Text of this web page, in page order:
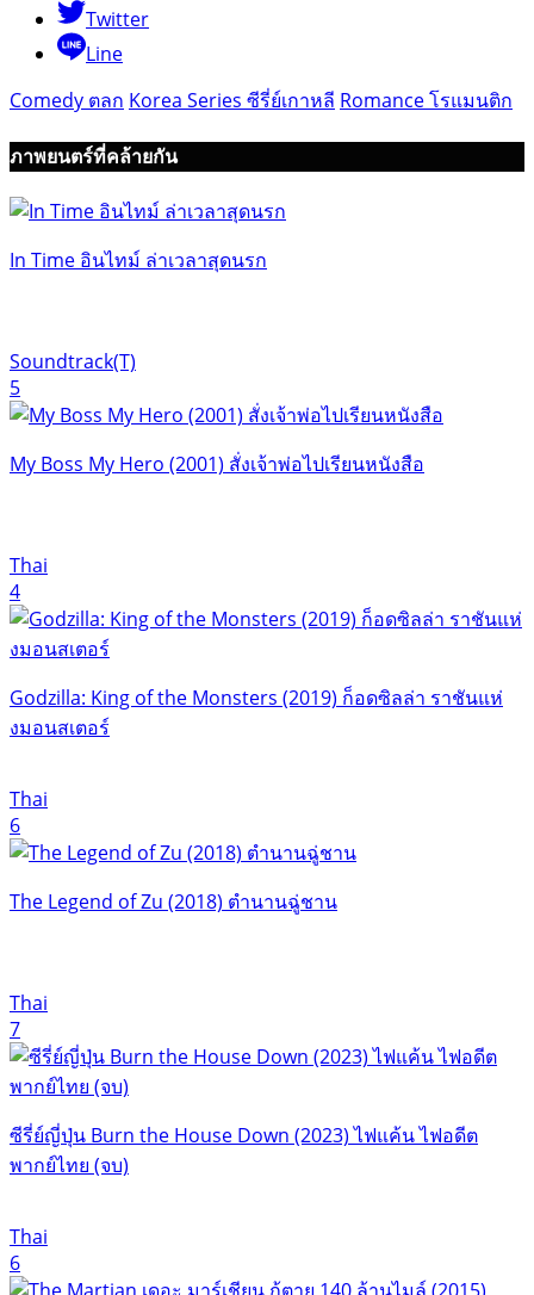
Twitter
Line
Comedy ตลก Korea Series ซีรี่ย์เกาหลี Romance โรแมนติก
ภาพยนตร์ที่คล้ายกัน
In Time อินไทม์ ล่าเวลาสุดนรก
Soundtrack(T)
5
My Boss My Hero (2001) สั่งเจ้าพ่อไปเรียนหนังสือ
Thai
4
Godzilla: King of the Monsters (2019) ก็อดซิลล่า ราชันแห่
งมอนสเตอร์
Thai
6
The Legend of Zu (2018) ตำนานฉู่ชาน
Thai
7
ซีรี่ย์ญี่ปุ่น Burn the House Down (2023) ไฟแค้น ไฟอดีต
พากย์ไทย (จบ)
Thai
6